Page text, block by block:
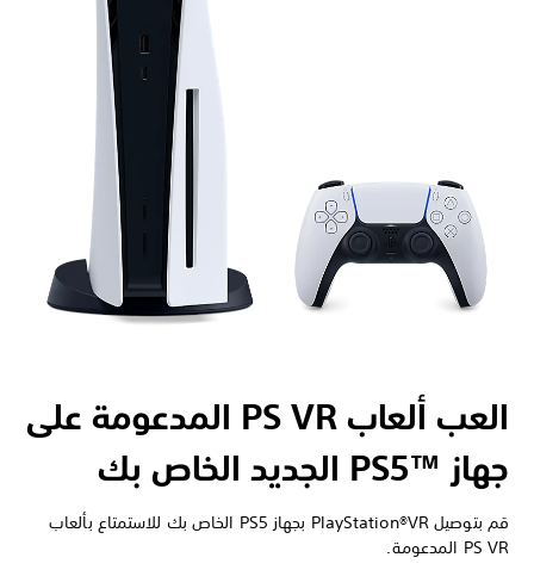
العب ألعاب PS VR المدعومة على
جهاز PS5™‎ الجديد الخاص بك
قم بتوصيل PlayStation®VR بجهاز PS5 الخاص بك للاستمتاع بألعاب
PS VR المدعومة.